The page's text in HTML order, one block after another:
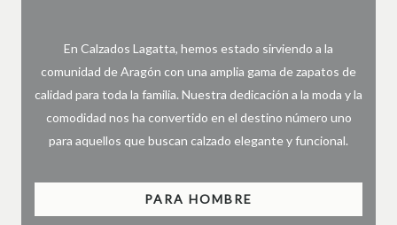
En Calzados Lagatta, hemos estado sirviendo a la
comunidad de Aragón con una amplia gama de zapatos de
calidad para toda la familia. Nuestra dedicación a la moda y la
comodidad nos ha convertido en el destino número uno
para aquellos que buscan calzado elegante y funcional.
PARA HOMBRE